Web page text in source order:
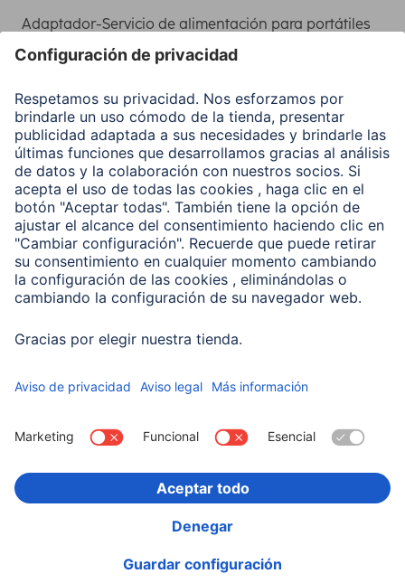
Adaptador-Servicio de alimentación para portátiles
Clientes online
Conviértete en distribuidor
Compañía
Historia de la empresa
Hama en todo el Mundo
Sostenibilidad
Business-Portal
Escoger Pais
Declaración de accesibilidad